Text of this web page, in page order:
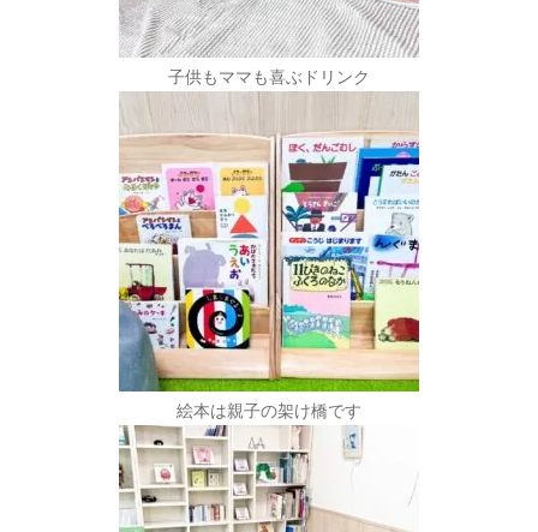
子供もママも喜ぶドリンク
絵本は親子の架け橋です